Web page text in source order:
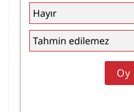
Hayır
Tahmin edilemez